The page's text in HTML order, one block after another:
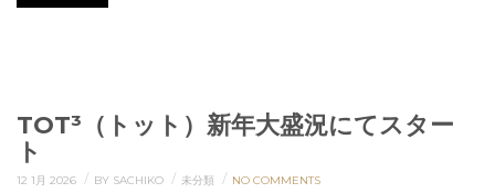
TOT³（トット）新年大盛況にてスター
ト
12 1月 2026 / BY SACHIKO / 未分類 / NO COMMENTS